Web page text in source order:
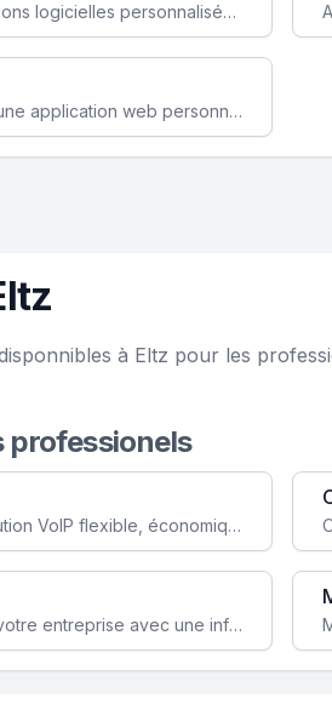
Faites évoluer votre business avec des solutions logicielles personnalisées, parfaitement adaptées à vos besoins spécifiques.
Améliorez l'efficacité de votre société avec une application web personnalisée accessible partout et tout le temps.
à Eltz pour les
professionels
Simplifiez votre communication avec une solution VoIP flexible, économique et adaptée à vos besoins professionnels.
Garantissez la stabilité et la performance de votre entreprise avec une infrastructure IT sécurisée et évolutive.